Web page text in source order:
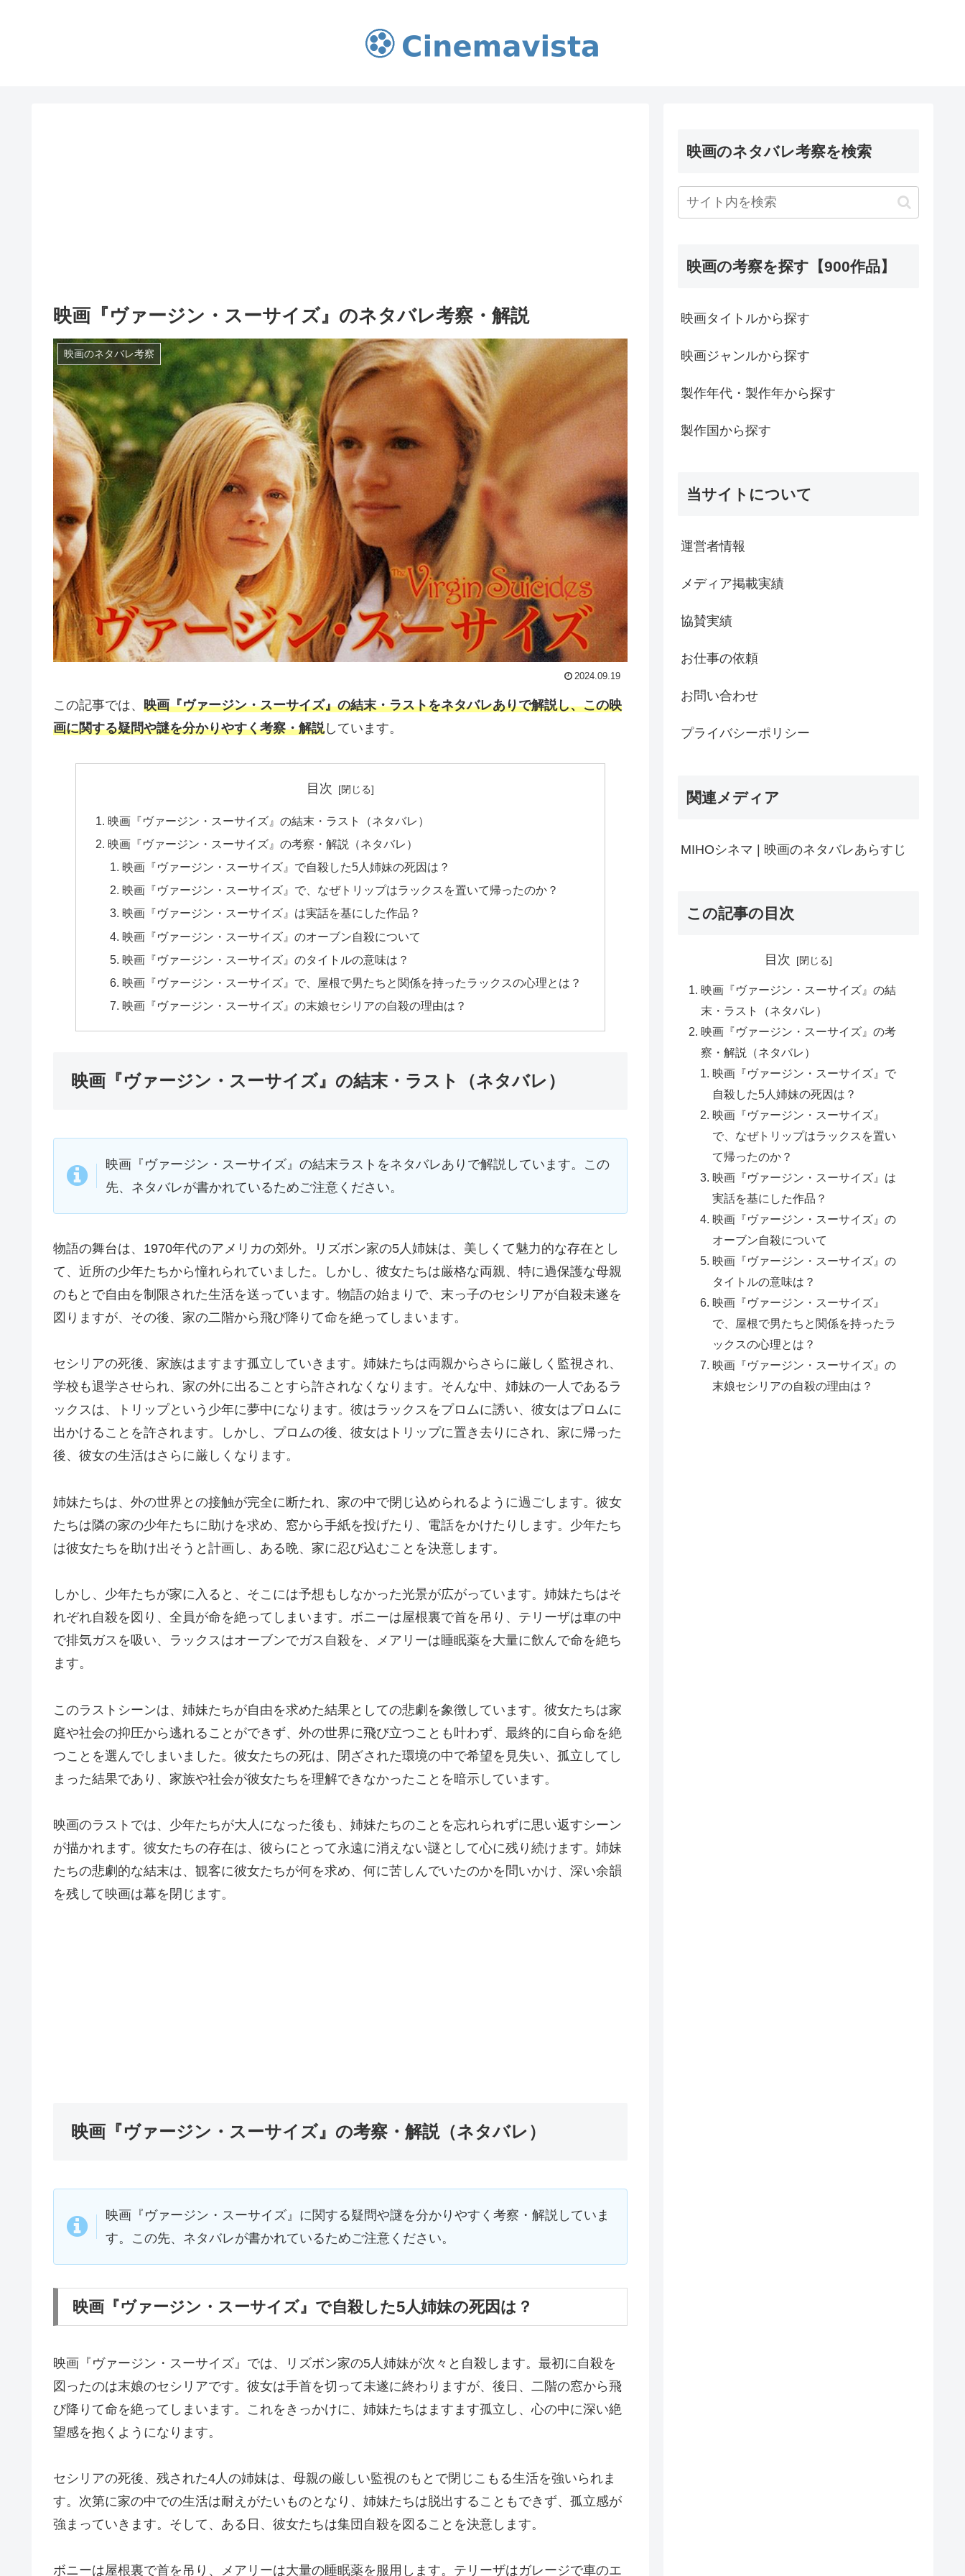
映画『ヴァージン・スーサイズ』のネタバレ考察・解説
映画のネタバレ考察
2024.09.19
この記事では、 映画『ヴァージン・スーサイズ』の結末・ラストをネタバレありで解説し、この映
画に関する疑問や謎を分かりやすく考察・解説しています。
目次
映画『ヴァージン・スーサイズ』の結末・ラスト（ネタバレ）
映画『ヴァージン・スーサイズ』の考察・解説（ネタバレ）
映画『ヴァージン・スーサイズ』で自殺した5人姉妹の死因は？
映画『ヴァージン・スーサイズ』で、なぜトリップはラックスを置いて帰ったのか？
映画『ヴァージン・スーサイズ』は実話を基にした作品？
映画『ヴァージン・スーサイズ』のオーブン自殺について
映画『ヴァージン・スーサイズ』のタイトルの意味は？
映画『ヴァージン・スーサイズ』で、屋根で男たちと関係を持ったラックスの心理とは？
映画『ヴァージン・スーサイズ』の末娘セシリアの自殺の理由は？
映画『ヴァージン・スーサイズ』の結末・ラスト（ネタバレ）
映画『ヴァージン・スーサイズ』の結末ラストをネタバレありで解説しています。この
先、ネタバレが書かれているためご注意ください。
物語の舞台は、1970年代のアメリカの郊外。リズボン家の5人姉妹は、美しくて魅力的な存在とし
て、近所の少年たちから憧れられていました。しかし、彼女たちは厳格な両親、特に過保護な母親
のもとで自由を制限された生活を送っています。物語の始まりで、末っ子のセシリアが自殺未遂を
図りますが、その後、家の二階から飛び降りて命を絶ってしまいます。
セシリアの死後、家族はますます孤立していきます。姉妹たちは両親からさらに厳しく監視され、
学校も退学させられ、家の外に出ることすら許されなくなります。そんな中、姉妹の一人であるラ
ックスは、トリップという少年に夢中になります。彼はラックスをプロムに誘い、彼女はプロムに
出かけることを許されます。しかし、プロムの後、彼女はトリップに置き去りにされ、家に帰った
後、彼女の生活はさらに厳しくなります。
姉妹たちは、外の世界との接触が完全に断たれ、家の中で閉じ込められるように過ごします。彼女
たちは隣の家の少年たちに助けを求め、窓から手紙を投げたり、電話をかけたりします。少年たち
は彼女たちを助け出そうと計画し、ある晩、家に忍び込むことを決意します。
しかし、少年たちが家に入ると、そこには予想もしなかった光景が広がっています。姉妹たちはそ
れぞれ自殺を図り、全員が命を絶ってしまいます。ボニーは屋根裏で首を吊り、テリーザは車の中
で排気ガスを吸い、ラックスはオーブンでガス自殺を、メアリーは睡眠薬を大量に飲んで命を絶ち
ます。
このラストシーンは、姉妹たちが自由を求めた結果としての悲劇を象徴しています。彼女たちは家
庭や社会の抑圧から逃れることができず、外の世界に飛び立つことも叶わず、最終的に自ら命を絶
つことを選んでしまいました。彼女たちの死は、閉ざされた環境の中で希望を見失い、孤立してし
まった結果であり、家族や社会が彼女たちを理解できなかったことを暗示しています。
映画のラストでは、少年たちが大人になった後も、姉妹たちのことを忘れられずに思い返すシーン
が描かれます。彼女たちの存在は、彼らにとって永遠に消えない謎として心に残り続けます。姉妹
たちの悲劇的な結末は、観客に彼女たちが何を求め、何に苦しんでいたのかを問いかけ、深い余韻
を残して映画は幕を閉じます。
映画『ヴァージン・スーサイズ』の考察・解説（ネタバレ）
映画『ヴァージン・スーサイズ』に関する疑問や謎を分かりやすく考察・解説していま
す。この先、ネタバレが書かれているためご注意ください。
映画『ヴァージン・スーサイズ』で自殺した5人姉妹の死因は？
映画『ヴァージン・スーサイズ』では、リズボン家の5人姉妹が次々と自殺します。最初に自殺を
図ったのは末娘のセシリアです。彼女は手首を切って未遂に終わりますが、後日、二階の窓から飛
び降りて命を絶ってしまいます。これをきっかけに、姉妹たちはますます孤立し、心の中に深い絶
望感を抱くようになります。
セシリアの死後、残された4人の姉妹は、母親の厳しい監視のもとで閉じこもる生活を強いられま
す。次第に家の中での生活は耐えがたいものとなり、姉妹たちは脱出することもできず、孤立感が
強まっていきます。そして、ある日、彼女たちは集団自殺を図ることを決意します。
ボニーは屋根裏で首を吊り、メアリーは大量の睡眠薬を服用します。テリーザはガレージで車のエ
映画のネタバレ考察を検索
映画の考察を探す【900作品】
映画タイトルから探す
映画ジャンルから探す
製作年代・製作年から探す
製作国から探す
当サイトについて
運営者情報
メディア掲載実績
協賛実績
お仕事の依頼
お問い合わせ
プライバシーポリシー
関連メディア
MIHOシネマ | 映画のネタバレあらすじ
この記事の目次
目次
映画『ヴァージン・スーサイズ』の結
末・ラスト（ネタバレ）
映画『ヴァージン・スーサイズ』の考
察・解説（ネタバレ）
映画『ヴァージン・スーサイズ』で
自殺した5人姉妹の死因は？
映画『ヴァージン・スーサイズ』
で、なぜトリップはラックスを置い
て帰ったのか？
映画『ヴァージン・スーサイズ』は
実話を基にした作品？
映画『ヴァージン・スーサイズ』の
オーブン自殺について
映画『ヴァージン・スーサイズ』の
タイトルの意味は？
映画『ヴァージン・スーサイズ』
で、屋根で男たちと関係を持ったラ
ックスの心理とは？
映画『ヴァージン・スーサイズ』の
末娘セシリアの自殺の理由は？